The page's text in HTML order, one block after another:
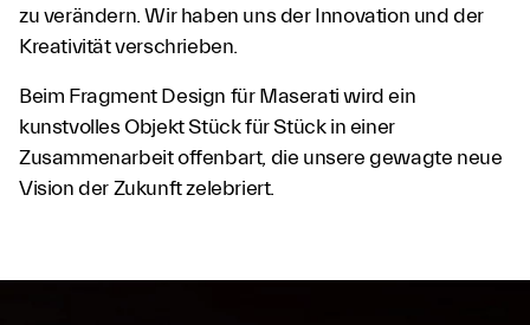
zu verändern. Wir haben uns der Innovation und der
Kreativität verschrieben.
Beim Fragment Design für Maserati wird ein
kunstvolles Objekt Stück für Stück in einer
Zusammenarbeit offenbart, die unsere gewagte neue
Vision der Zukunft zelebriert.